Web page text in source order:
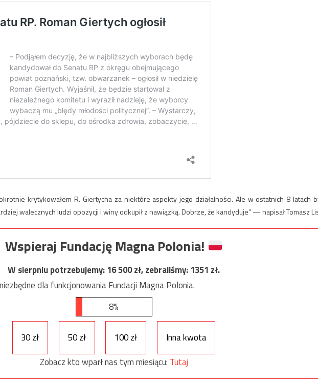
krytykowałem R. Giertycha za niektóre aspekty jego działalności. Ale w ostatnich 8 latach
walecznych ludzi opozycji i winy odkupił z nawiązką. Dobrze, że kandyduje” — napisał Tomasz
Wspieraj Fundację Magna Polonia!
W sierpniu potrzebujemy:16 500zł, zebraliśmy:1351 zł.
dla funkcjonowania Fundacji Magna Polonia.
8%
30 zł 50 zł 100 zł
Inna kwota
Zobacz kto wparł nas tym miesiącu: Tutaj